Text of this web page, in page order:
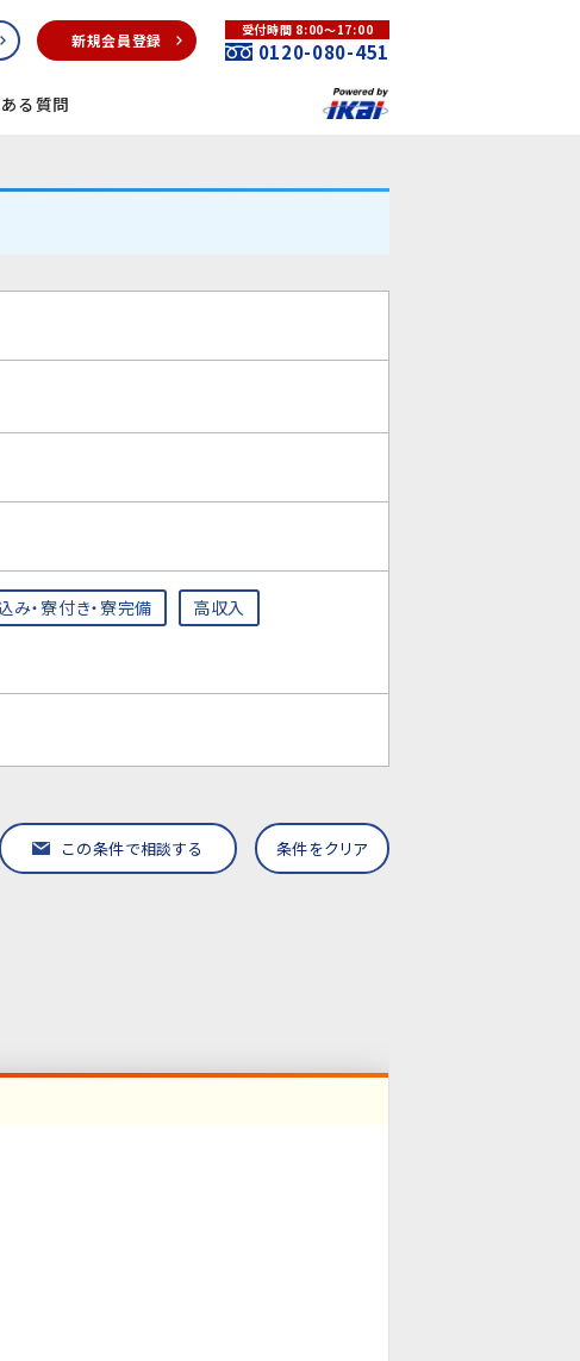
新規会員登録
受付時間 8:00～17:00
0120-080-451
ある質問
み・寮付き・寮完備 高収入
この条件で相談する 条件をクリア